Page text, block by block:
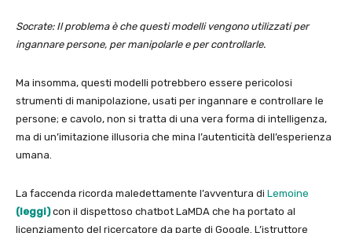
Socrate: Il problema è che questi modelli vengono utilizzati per
ingannare persone, per manipolarle e per controllarle.
Ma insomma, questi modelli potrebbero essere pericolosi
strumenti di manipolazione, usati per ingannare e controllare le
persone; e cavolo, non si tratta di una vera forma di intelligenza,
ma di un’imitazione illusoria che mina l’autenticità dell’esperienza
umana.
La faccenda ricorda maledettamente l’avventura di Lemoine
(leggi) con il dispettoso chatbot LaMDA che ha portato al
licenziamento del ricercatore da parte di Google. L’istruttore